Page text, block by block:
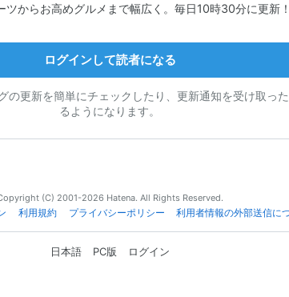
ツからお高めグルメまで幅広く。毎日10時30分に更新
ログインして読者になる
の更新を簡単にチェックしたり、更新通知を受け取っ
るようになります。
(C) 2001-2026 Hatena. All Rights Reserved.
利用規約 プライバシーポリシー 利用者情報の外部送信に
日本語 PC版 ログイン